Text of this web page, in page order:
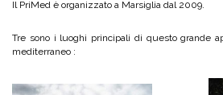
Il PriMed è organizzato a Marsiglia dal 2009.
Tre sono i luoghi principali di questo grande
mediterraneo :